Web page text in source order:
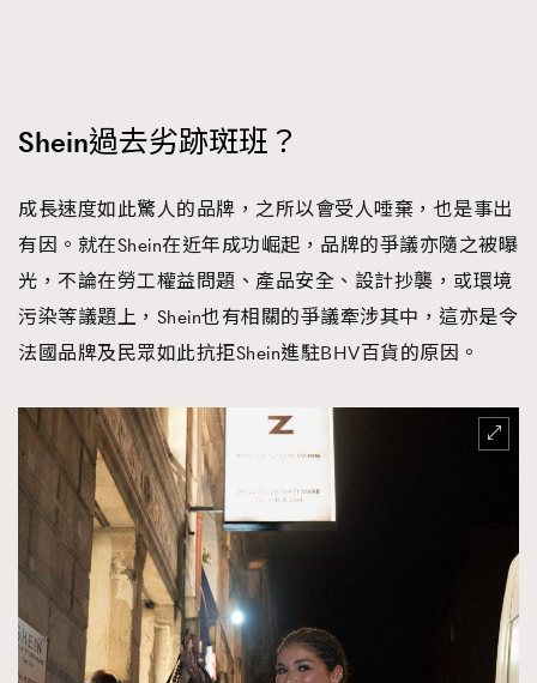
Shein過去劣跡斑班？
成長速度如此驚人的品牌，之所以會受人唾棄，也是事出
有因。就在Shein在近年成功崛起，品牌的爭議亦隨之被曝
光，不論在勞工權益問題、產品安全、設計抄襲，或環境
污染等議題上，Shein也有相關的爭議牽涉其中，這亦是令
法國品牌及民眾如此抗拒Shein進駐BHV百貨的原因。